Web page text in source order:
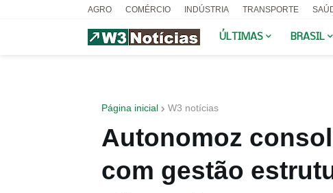
AGRO COMÉRCIO INDÚSTRIA TRANSPORTE
ÚLTIMAS BRASIL
Página inicial W3 notícias
Autonomoz
com gestão